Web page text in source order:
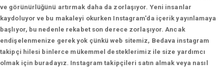
ve görünürlüğünü artırmak daha da zorlaşıyor. Yeni insanlar
kaydoluyor ve bu makaleyi okurken Instagram'da içerik yayınlamaya
başlıyor, bu nedenle rekabet son derece zorlaşıyor. Ancak
endişelenmenize gerek yok çünkü web sitemiz, Bedava instagram
takipçi hilesi binlerce mükemmel desteklerimiz ile size yardımcı
olmak için buradayız. Instagram takipçileri satın almak veya nasıl